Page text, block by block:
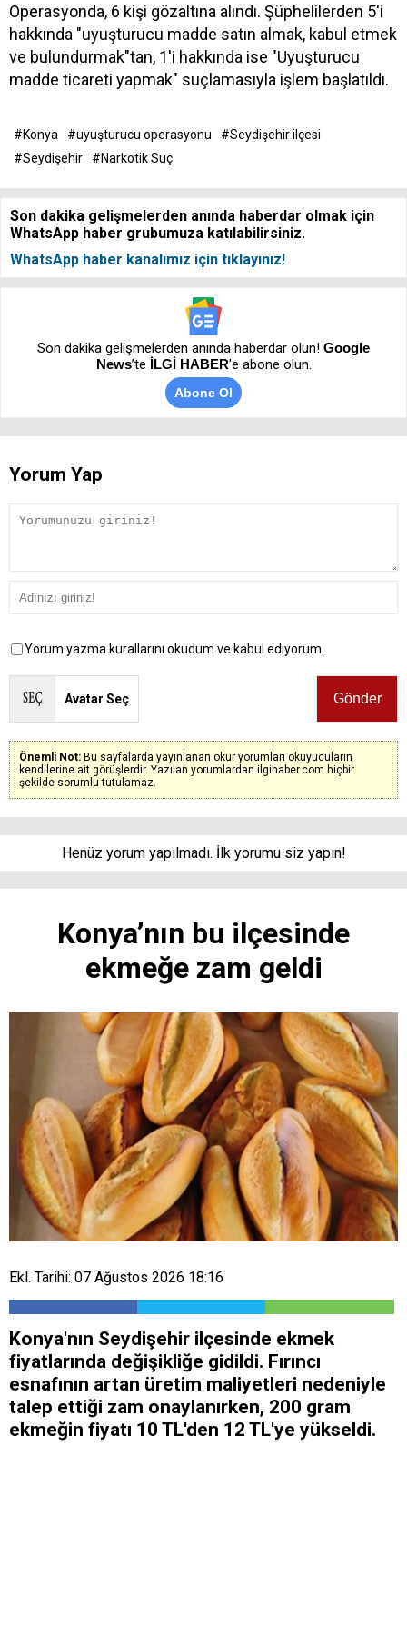
Operasyonda, 6 kişi gözaltına alındı. Şüphelilerden 5'i
hakkında "uyuşturucu madde satın almak, kabul etmek
ve bulundurmak"tan, 1'i hakkında ise "Uyuşturucu
madde ticareti yapmak" suçlamasıyla işlem başlatıldı.
#Konya #uyuşturucu operasyonu
#Seydişehir ilçesi
#Seydişehir
#Narkotik Suç
Son dakika gelişmelerden anında haberdar olmak için
WhatsApp haber grubumuza katılabilirsiniz.
WhatsApp haber kanalımız için tıklayınız!
Son dakika gelişmelerden anında haberdar olun! Google
News’te İLGİ HABER'e abone olun.
Abone Ol
Yorum Yap
Yorum yazma kurallarını okudum ve kabul ediyorum.
Avatar Seç
Önemli Not: Bu sayfalarda yayınlanan okur yorumları okuyucuların
kendilerine ait görüşlerdir. Yazılan yorumlardan ilgihaber.com hiçbir
şekilde sorumlu tutulamaz.
Henüz yorum yapılmadı. İlk yorumu siz yapın!
Konya’nın bu ilçesinde
ekmeğe zam geldi
Ekl. Tarihi: 07 Ağustos 2026 18:16
Konya'nın Seydişehir ilçesinde ekmek
fiyatlarında değişikliğe gidildi. Fırıncı
esnafının artan üretim maliyetleri nedeniyle
talep ettiği zam onaylanırken, 200 gram
ekmeğin fiyatı 10 TL'den 12 TL'ye yükseldi.